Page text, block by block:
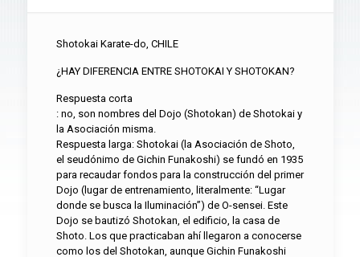
Shotokai Karate-do, CHILE
¿HAY DIFERENCIA ENTRE SHOTOKAI Y SHOTOKAN?
Respuesta corta
: no, son nombres del Dojo (Shotokan) de Shotokai y
la Asociación misma.
Respuesta larga: Shotokai (la Asociación de Shoto,
el seudónimo de Gichin Funakoshi) se fundó en 1935
para recaudar fondos para la construcción del primer
Dojo (lugar de entrenamiento, literalmente: “Lugar
donde se busca la Iluminación”) de O-sensei. Este
Dojo se bautizó Shotokan, el edificio, la casa de
Shoto. Los que practicaban ahí llegaron a conocerse
como los del Shotokan, aunque Gichin Funakoshi